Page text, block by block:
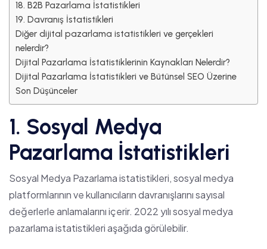
18. B2B Pazarlama İstatistikleri
19. Davranış İstatistikleri
Diğer dijital pazarlama istatistikleri ve gerçekleri
nelerdir?
Dijital Pazarlama İstatistiklerinin Kaynakları Nelerdir?
Dijital Pazarlama İstatistikleri ve Bütünsel SEO Üzerine
Son Düşünceler
1. Sosyal Medya
Pazarlama İstatistikleri
Sosyal Medya Pazarlama istatistikleri, sosyal medya
platformlarının ve kullanıcıların davranışlarını sayısal
değerlerle anlamalarını içerir. 2022 yılı sosyal medya
pazarlama istatistikleri aşağıda görülebilir.